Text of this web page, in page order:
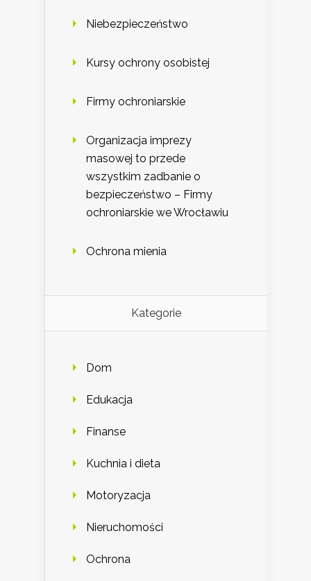
Niebezpieczeństwo
Kursy ochrony osobistej
Firmy ochroniarskie
Organizacja imprezy
masowej to przede
wszystkim zadbanie o
bezpieczeństwo – Firmy
ochroniarskie we Wrocławiu
Ochrona mienia
Kategorie
Dom
Edukacja
Finanse
Kuchnia i dieta
Motoryzacja
Nieruchomości
Ochrona